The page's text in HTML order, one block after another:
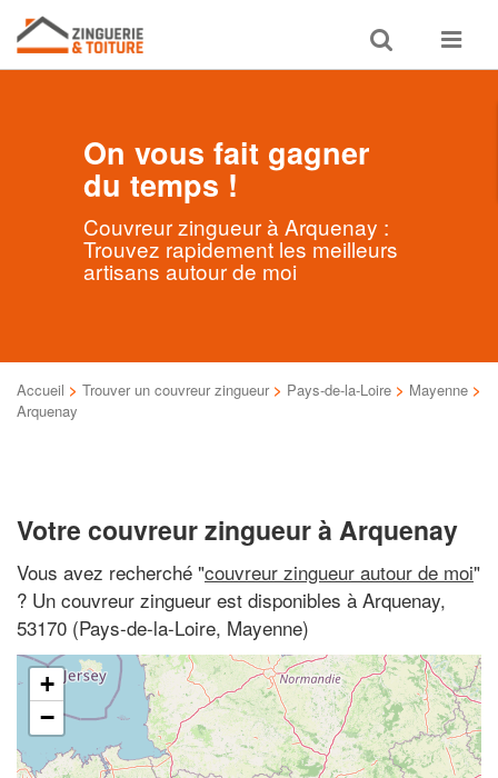
Toggle
search
Toggle
On vous fait gagner
du temps !
Couvreur zingueur à Arquenay :
Trouvez rapidement les meilleurs
artisans autour de moi
Accueil > Trouver un couvreur zingueur > Pays-de-la-Loire > Mayenne >
Arquenay
Votre couvreur zingueur à Arquenay
Vous avez recherché "couvreur zingueur autour de moi"
? Un couvreur zingueur est disponibles à Arquenay,
53170 (Pays-de-la-Loire, Mayenne)
+
−